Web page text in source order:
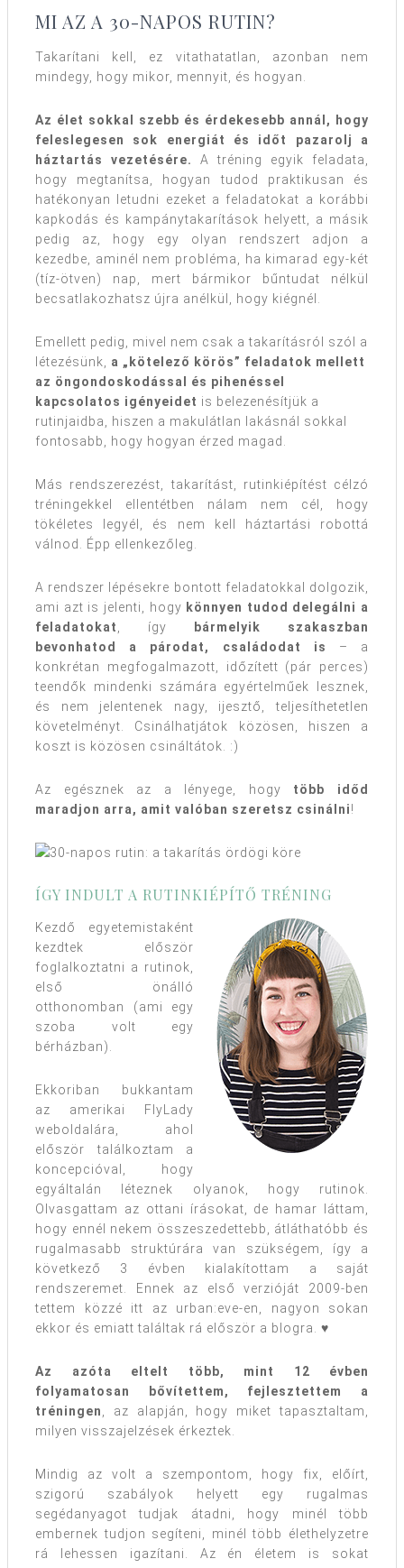
MI AZ A 30-NAPOS RUTIN?
Takarítani kell, ez vitathatatlan, azonban nem
mindegy, hogy mikor, mennyit, és hogyan.
Az élet sokkal szebb és érdekesebb annál, hogy
feleslegesen sok energiát és időt pazarolj a
háztartás vezetésére.
A tréning egyik feladata,
hogy megtanítsa, hogyan tudod praktikusan és
hatékonyan letudni ezeket a feladatokat a korábbi
kapkodás és kampánytakarítások helyett, a másik
pedig az, hogy egy olyan rendszert adjon a
kezedbe, aminél nem probléma, ha kimarad egy-két
(tíz-ötven) nap, mert bármikor bűntudat nélkül
becsatlakozhatsz újra anélkül, hogy kiégnél.
Emellett pedig, mivel nem csak a takarításról szól a
létezésünk, a „kötelező körös” feladatok mellett
az öngondoskodással és pihenéssel
kapcsolatos igényeidet is belezenésítjük a
rutinjaidba, hiszen a makulátlan lakásnál sokkal
fontosabb, hogy hogyan érzed magad.
Más rendszerezést, takarítást, rutinkiépítést célzó
tréningekkel ellentétben nálam nem cél, hogy
tökéletes legyél, és nem kell háztartási robottá
válnod. Épp ellenkezőleg.
A rendszer lépésekre bontott feladatokkal dolgozik,
ami azt is jelenti, hogy könnyen tudod delegálni a
feladatokat
, így
bármelyik szakaszban
bevonhatod a párodat, családodat is
– a
konkrétan megfogalmazott, időzített (pár perces)
teendők mindenki számára egyértelműek lesznek,
és nem jelentenek nagy, ijesztő, teljesíthetetlen
követelményt. Csinálhatjátok közösen, hiszen a
koszt is közösen csináltátok. :)
Az egésznek az a lényege, hogy több időd
maradjon arra, amit valóban szeretsz csinálni!
ÍGY INDULT A RUTINKIÉPÍTŐ TRÉNING
Kezdő egyetemistaként
kezdtek először
foglalkoztatni a rutinok,
első önálló
otthonomban (ami egy
szoba volt egy
bérházban).
Ekkoriban bukkantam
az amerikai FlyLady
weboldalára, ahol
először találkoztam a
koncepcióval, hogy
egyáltalán léteznek olyanok, hogy rutinok.
Olvasgattam az ottani írásokat, de hamar láttam,
hogy ennél nekem összeszedettebb, átláthatóbb és
rugalmasabb struktúrára van szükségem, így a
következő 3 évben kialakítottam a saját
rendszeremet. Ennek az első verzióját 2009-ben
tettem közzé itt az urban:eve-en, nagyon sokan
ekkor és emiatt találtak rá először a blogra. ♥
Az azóta eltelt több, mint 12 évben
folyamatosan bővítettem, fejlesztettem a
tréningen
, az alapján, hogy miket tapasztaltam,
milyen visszajelzések érkeztek.
Mindig az volt a szempontom, hogy fix, előírt,
szigorú szabályok helyett egy rugalmas
segédanyagot tudjak átadni, hogy minél több
embernek tudjon segíteni, minél több élethelyzetre
rá lehessen igazítani. Az én életem is sokat